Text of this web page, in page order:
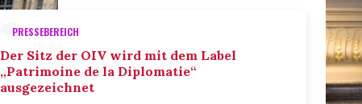
PRESSEBEREICH
Der Sitz der OIV wird mit dem Label
„Patrimoine de la Diplomatie“
ausgezeichnet